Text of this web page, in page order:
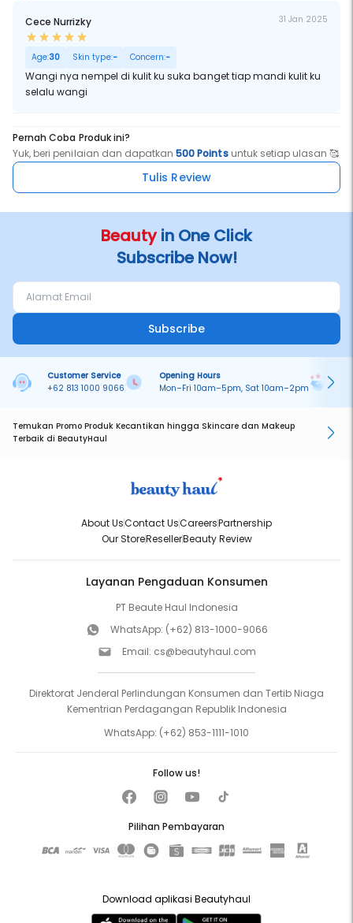
Cece Nurrizky 31 Jan 2025
Age:30 Skin type:- Concern:-
Wangi nya nempel di kulit ku suka banget tiap mandi kulit ku
selalu wangi
Pernah Coba Produk ini?
Yuk, beri penilaian dan dapatkan500 Pointsuntuk setiap ulasan 🥰
Tulis Review
Beautyin One Click
Subscribe Now!
Subscribe
Customer Service
+62 813 1000 9066
Opening Hours
Mon–Fri 10am–5pm, Sat 10am–2pm
Temukan Promo Produk Kecantikan hingga Skincare dan Makeup
Terbaik di BeautyHaul
About UsContact UsCareersPartnership
Our StoreResellerBeauty Review
Layanan Pengaduan Konsumen
PT Beaute Haul Indonesia
WhatsApp: (+62) 813-1000-9066
Email: cs@beautyhaul.com
Direktorat Jenderal Perlindungan Konsumen dan Tertib Niaga
Kementrian Perdagangan Republik Indonesia
WhatsApp: (+62) 853-1111-1010
Pilihan Pembayaran
Follow us!
Download aplikasi Beautyhaul